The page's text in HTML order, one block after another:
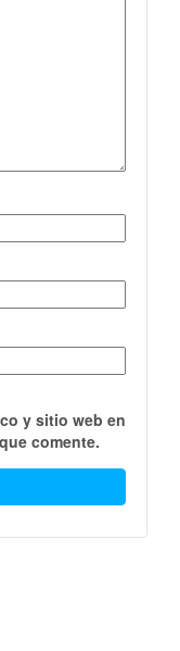
y sitio web en
comente.